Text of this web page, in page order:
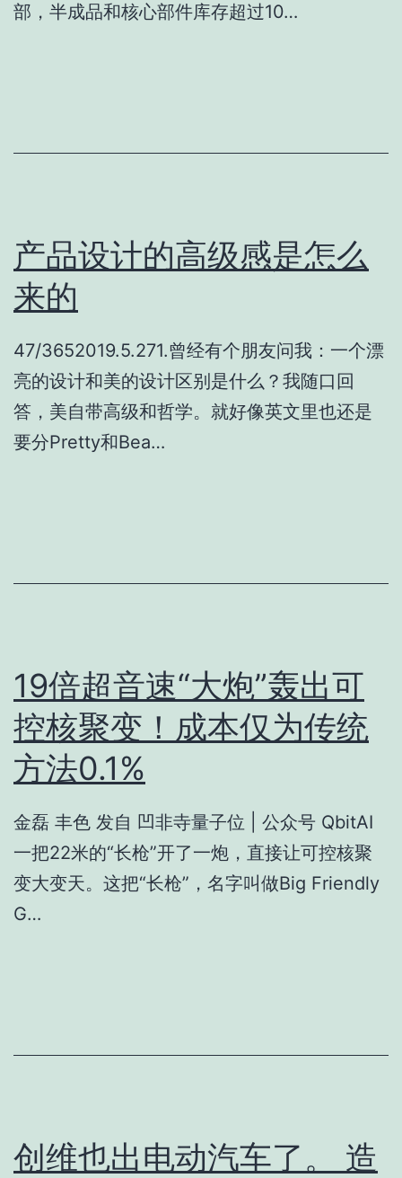
部，半成品和核心部件库存超过10…
产品设计的高级感是怎么
来的
47/3652019.5.271.曾经有个朋友问我：一个漂
亮的设计和美的设计区别是什么？我随口回
答，美自带高级和哲学。就好像英文里也还是
要分Pretty和Bea…
19倍超音速“大炮”轰出可
控核聚变！成本仅为传统
方法0.1%
金磊 丰色 发自 凹非寺量子位 | 公众号 QbitAI
一把22米的“长枪”开了一炮，直接让可控核聚
变大变天。这把“长枪”，名字叫做Big Friendly
G…
创维也出电动汽车了。 造